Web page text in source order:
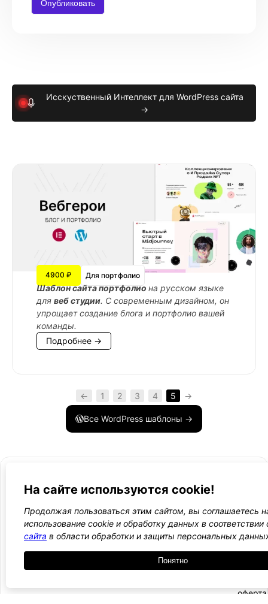
Исскуственный Интеллект для WordPress сайта
→
4900 ₽ Для портфолио
Шаблон сайта портфолио на русском языке
для веб студии. С современным дизайном, он
упрощает создание блога и портфолио вашей
команды.
Подробнее →
← 1 2 3 4 5 →
Все WordPress шаблоны →
WordPress лаборатория
Ещё один сайт на WordPress 💛
-
-
-
Оплата
и
-
оферта
На сайте используются cookie!
Продолжая пользоваться этим сайтом, вы соглашаетесь
использование cookie и обработку данных в соответствии
сайта в области обработки и защиты персональных
Понятно